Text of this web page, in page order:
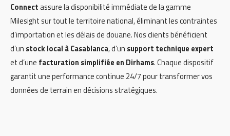
Connectassure la disponibilité immédiate de la gamme
Milesight sur tout le territoire national, éliminant les contraintes
d’importation et les délais de douane. Nos clients bénéficient
d’un stock local à Casablanca, d’un support technique expert
et d’une facturation simplifiée en Dirhams. Chaque dispositif
garantit une performance continue 24/7 pour transformer vos
données de terrain en décisions stratégiques.